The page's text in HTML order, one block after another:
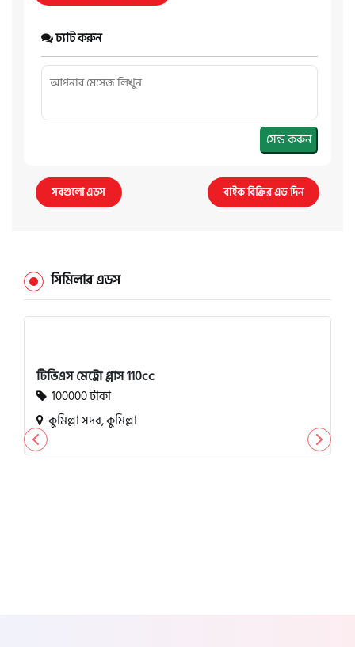
চ্যাট করুন
সেন্ড করুন
সবগুলো এডস বাইক বিক্রির এড দিন
সিমিলার এডস
টিভিএস মেট্রো প্লাস 110cc
100000 টাকা
কুমিল্লা সদর, কুমিল্লা